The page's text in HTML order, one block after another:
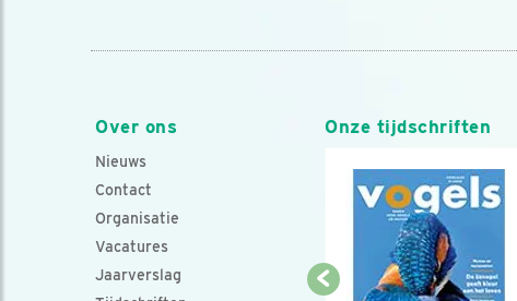
Over ons
Nieuws
Contact
Organisatie
Vacatures
Jaarverslag
Onze tijdschriften